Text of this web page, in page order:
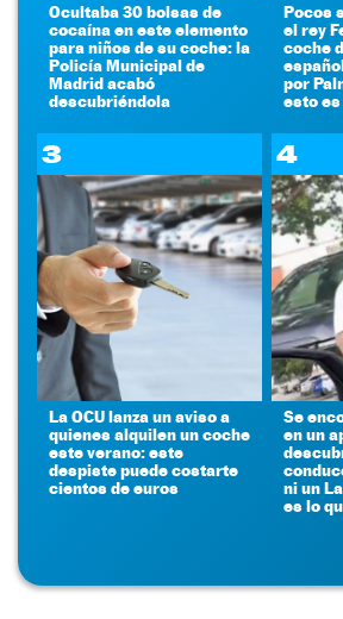
Ocultaba 30 bolsas de
cocaína en este elemento
para niños de su coche: la
Policía Municipal de
Madrid acabó
descubriéndola
Pocos
el rey
coche
por
esto
3
La OCU lanza un aviso a
quienes alquilen un coche
este verano: este
despiste puede costarte
cientos de euros
4
Se
en un
ni un
es lo